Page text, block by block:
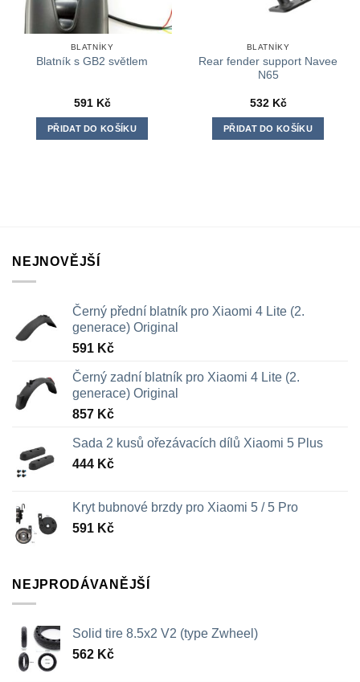
BLATNÍKY
Blatník s GB2 světlem
591 Kč
PŘIDAT DO KOŠÍKU
BLATNÍKY
Rear fender support Navee
N65
532 Kč
PŘIDAT DO KOŠÍKU
NEJNOVĚJŠÍ
Černý přední blatník pro Xiaomi 4 Lite (2.
generace) Original
591 Kč
Černý zadní blatník pro Xiaomi 4 Lite (2.
generace) Original
857 Kč
Sada 2 kusů ořezávacích dílů Xiaomi 5 Plus
444 Kč
Kryt bubnové brzdy pro Xiaomi 5 / 5 Pro
591 Kč
NEJPRODÁVANĚJŠÍ
Solid tire 8.5x2 V2 (type Zwheel)
562 Kč